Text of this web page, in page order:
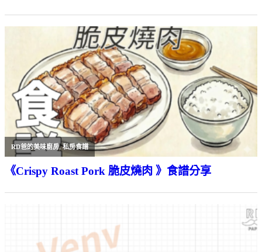
RD爸的美味廚房,私房食譜
《Crispy Roast Pork 脆皮燒肉 》食譜分享